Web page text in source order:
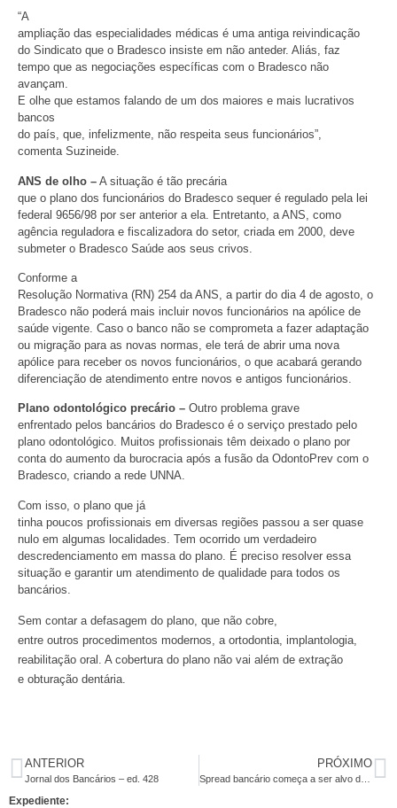
“A
ampliação das especialidades médicas é uma antiga reivindicação
do Sindicato que o Bradesco insiste em não anteder. Aliás, faz
tempo que as negociações específicas com o Bradesco não
avançam.
E olhe que estamos falando de um dos maiores e mais lucrativos
bancos
do país, que, infelizmente, não respeita seus funcionários”,
comenta Suzineide.
ANS de olho – A situação é tão precária
que o plano dos funcionários do Bradesco sequer é regulado pela lei
federal 9656/98 por ser anterior a ela. Entretanto, a ANS, como
agência reguladora e fiscalizadora do setor, criada em 2000, deve
submeter o Bradesco Saúde aos seus crivos.
Conforme a
Resolução Normativa (RN) 254 da ANS, a partir do dia 4 de agosto, o
Bradesco não poderá mais incluir novos funcionários na apólice de
saúde vigente. Caso o banco não se comprometa a fazer adaptação
ou migração para as novas normas, ele terá de abrir uma nova
apólice para receber os novos funcionários, o que acabará gerando
diferenciação de atendimento entre novos e antigos funcionários.
Plano odontológico precário – Outro problema grave
enfrentado pelos bancários do Bradesco é o serviço prestado pelo
plano odontológico. Muitos profissionais têm deixado o plano por
conta do aumento da burocracia após a fusão da OdontoPrev com o
Bradesco, criando a rede UNNA.
Com isso, o plano que já
tinha poucos profissionais em diversas regiões passou a ser quase
nulo em algumas localidades. Tem ocorrido um verdadeiro
descredenciamento em massa do plano. É preciso resolver essa
situação e garantir um atendimento de qualidade para todos os
bancários.
Sem contar a defasagem do plano, que não cobre,
entre outros procedimentos modernos, a ortodontia, implantologia,
reabilitação oral. A cobertura do plano não vai além de extração
e obturação dentária.
ANTERIOR
Jornal dos Bancários – ed. 428
PRÓXIMO
Spread bancário começa a ser alvo de reações nos países desenvolvidos
Expediente: